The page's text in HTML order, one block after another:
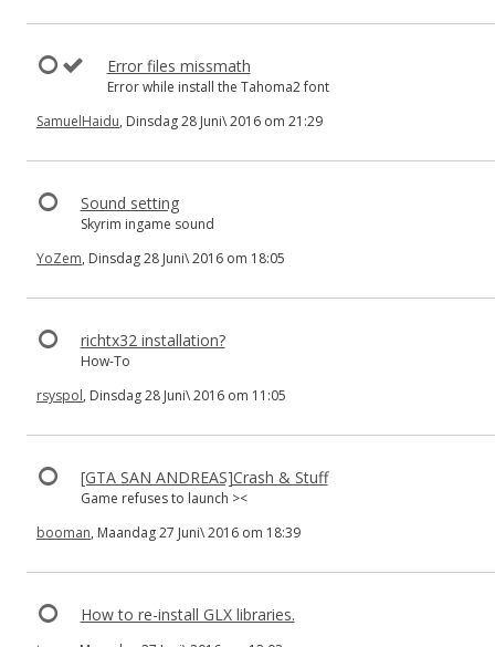
Error files missmath
Error while install the Tahoma2 font
SamuelHaidu, Dinsdag 28 Juni\ 2016 om 21:29
Sound setting
Skyrim ingame sound
YoZem, Dinsdag 28 Juni\ 2016 om 18:05
richtx32 installation?
How-To
rsyspol, Dinsdag 28 Juni\ 2016 om 11:05
[GTA SAN ANDREAS]Crash & Stuff
Game refuses to launch ><
booman, Maandag 27 Juni\ 2016 om 18:39
How to re-install GLX libraries.